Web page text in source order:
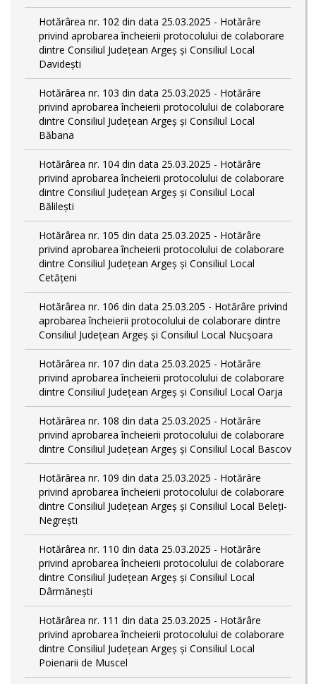
Hotărârea nr. 102 din data 25.03.2025 - Hotărâre
privind aprobarea încheierii protocolului de colaborare
dintre Consiliul Județean Argeș și Consiliul Local
Davidești
Hotărârea nr. 103 din data 25.03.2025 - Hotărâre
privind aprobarea încheierii protocolului de colaborare
dintre Consiliul Județean Argeș și Consiliul Local
Băbana
Hotărârea nr. 104 din data 25.03.2025 - Hotărâre
privind aprobarea încheierii protocolului de colaborare
dintre Consiliul Județean Argeș și Consiliul Local
Bălilești
Hotărârea nr. 105 din data 25.03.2025 - Hotărâre
privind aprobarea încheierii protocolului de colaborare
dintre Consiliul Județean Argeș și Consiliul Local
Cetățeni
Hotărârea nr. 106 din data 25.03.205 - Hotărâre privind
aprobarea încheierii protocolului de colaborare dintre
Consiliul Județean Argeș și Consiliul Local Nucșoara
Hotărârea nr. 107 din data 25.03.2025 - Hotărâre
privind aprobarea încheierii protocolului de colaborare
dintre Consiliul Județean Argeș și Consiliul Local Oarja
Hotărârea nr. 108 din data 25.03.2025 - Hotărâre
privind aprobarea încheierii protocolului de colaborare
dintre Consiliul Județean Argeș și Consiliul Local Bascov
Hotărârea nr. 109 din data 25.03.2025 - Hotărâre
privind aprobarea încheierii protocolului de colaborare
dintre Consiliul Județean Argeș și Consiliul Local Beleți-
Negrești
Hotărârea nr. 110 din data 25.03.2025 - Hotărâre
privind aprobarea încheierii protocolului de colaborare
dintre Consiliul Județean Argeș și Consiliul Local
Dârmănești
Hotărârea nr. 111 din data 25.03.2025 - Hotărâre
privind aprobarea încheierii protocolului de colaborare
dintre Consiliul Județean Argeș și Consiliul Local
Poienarii de Muscel